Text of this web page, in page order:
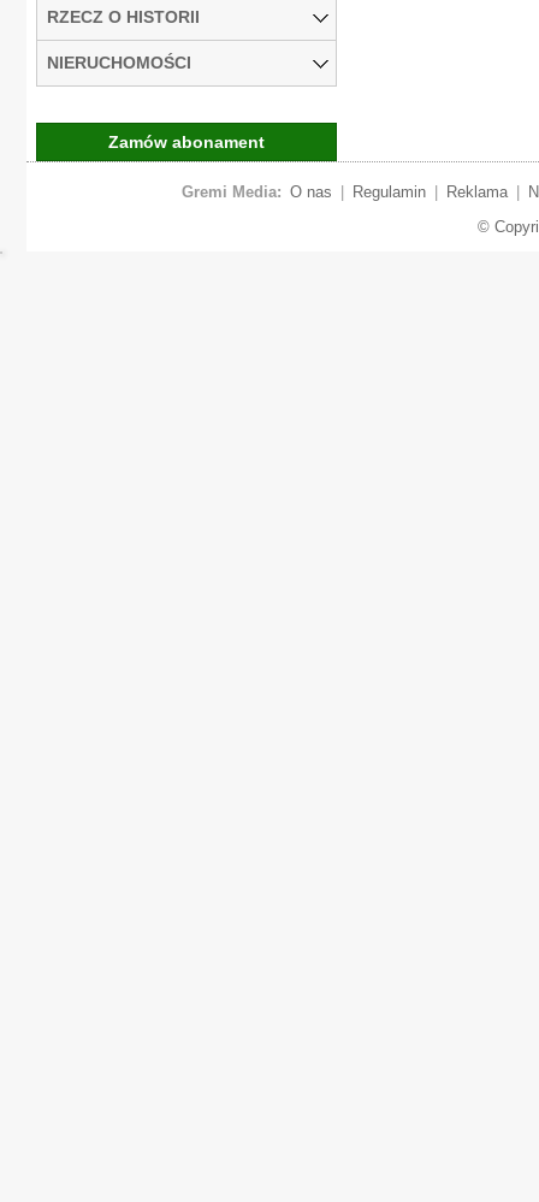
RZECZ O HISTORII
NIERUCHOMOŚCI
Zamów abonament
Gremi Media: O nas Regulamin Reklama
©